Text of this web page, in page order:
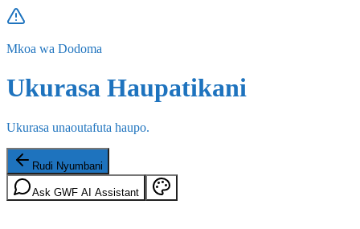
Mkoa wa Dodoma
Ukurasa Haupatikani
Ukurasa unaoutafuta haupo.
Rudi Nyumbani
Ask GWF AI Assistant